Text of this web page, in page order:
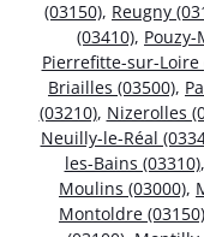
(03150), Reugny
(03410), Pouzy-
Pierrefitte-sur-Loire
Briailles (03500),
(03210), Nizerolles
Neuilly-le-Réal
les-Bains (03310),
Moulins (03000),
Montoldre (03150)